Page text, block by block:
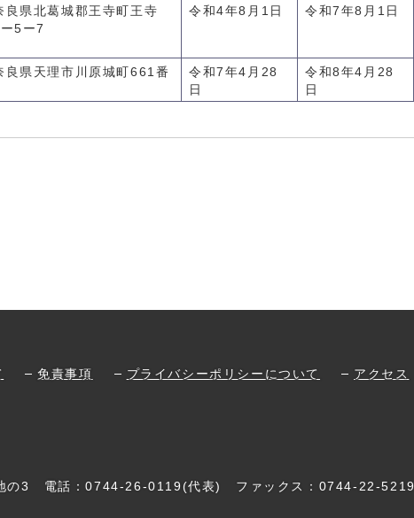
良県北葛城郡王寺町王寺
5ー7
令和4年8月1日 令和7年8月1日
良県天理市川原城町661番
令和7年4月28
日
令和8年4月28
日
免責事項 プライバシーポリシーについて アクセス
の3 電話：0744-26-0119 (代表) ファックス：0744-22-5219